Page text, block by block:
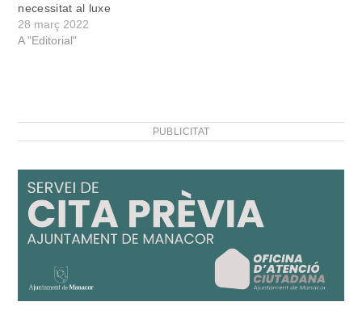
necessitat al luxe
28 març 2022
A "Editorial"
PUBLICITAT